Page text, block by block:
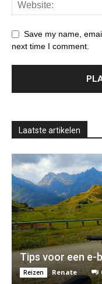
Save my name,
next time I comment.
Laatste artikelen
Tips voor een e-
Reizen Renate